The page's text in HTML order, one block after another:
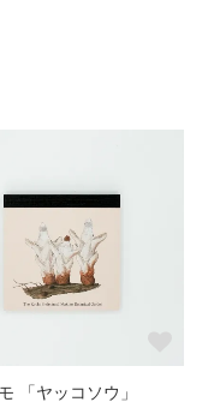
「ヤッコソウ」